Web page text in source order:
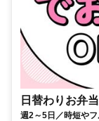
日替わりお弁
週2～5日／時短や